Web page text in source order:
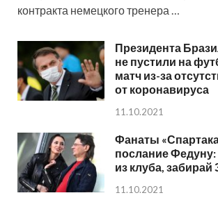
контракта немецкого тренера …
Президента
не пустили на
матч из-за
от коронавируса
11.10.2021
Фанаты
послание
из клуба, забирай
11.10.2021